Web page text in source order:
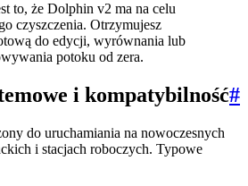
to, że Dolphin v2 ma na celu
czyszczenia. Otrzymujesz
do edycji, wyrównania lub
potoku od zera.
i kompatybilność#
do uruchamiania na nowoczesnych
i stacjach roboczych. Typowe